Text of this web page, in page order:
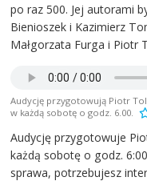
po raz 500. Jej autorami
Bienioszek i Kazimierz
Małgorzata Furga i Piotr
Audycję przygotowują Piotr
w każdą sobotę o godz. 6.00.
Audycję przygotowuje
każdą sobotę o godz.
sprawa, potrzebujesz